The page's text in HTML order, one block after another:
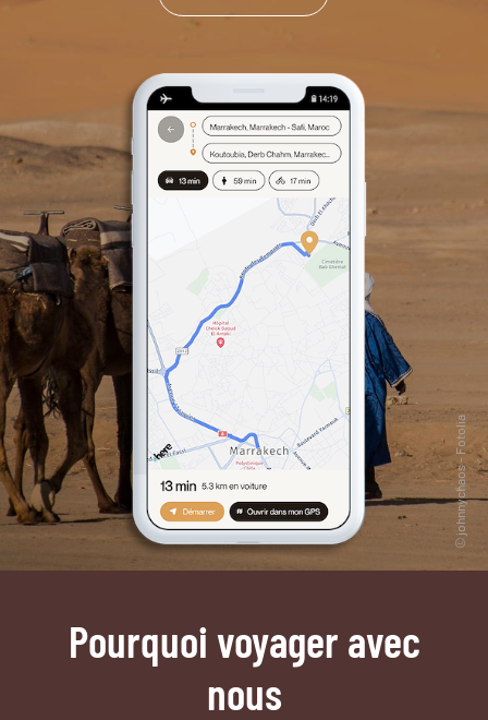
Pourquoi voyager avec
nous